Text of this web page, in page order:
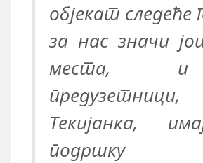
објекат следеће
за нас значи
места,
Текијанка,
подршку